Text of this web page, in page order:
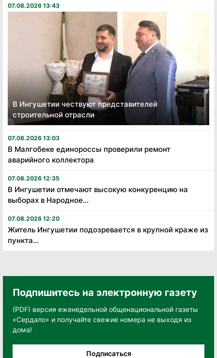
07.08.2026 13:43
В Ингушетии чествуют представителей
строительной отрасли
07.08.2026 13:03
В Малгобеке единороссы проверили ремонт
аварийного коллектора
07.08.2026 12:35
В Ингушетии отмечают высокую конкуренцию на
выборах в Народное...
07.08.2026 12:20
Житель Ингушетии подозревается в крупной краже из
пункта...
Подпишитесь на электронную газету
(PDF) версия еженедельной общенациональной газеты
«Сердало» и получайте свежие номера не выходя из
дома!
Подписаться